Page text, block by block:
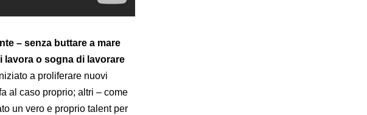
– senza buttare a mare
lavora o sogna di lavorare
a proliferare nuovi
al caso proprio; altri – come
un vero e proprio talent per